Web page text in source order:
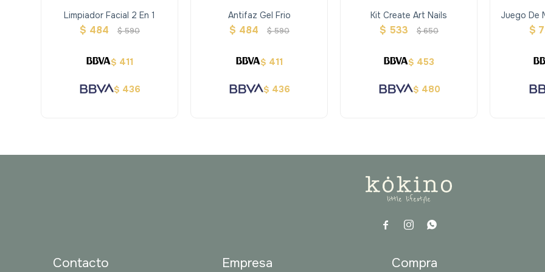
Limpiador Facial 2 En 1
$ 484 $ 590
$ 411
$ 436
Antifaz Gel Frio
$ 484 $ 590
$ 411
$ 436
Kit Create Art Nails
$ 533 $650
$ 453
$ 480
Juego De
$
  
Contacto Empresa Compra